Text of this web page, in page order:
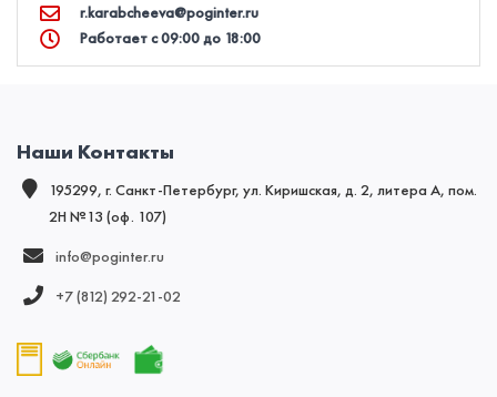
r.karabcheeva@poginter.ru
Работает с 09:00 до 18:00
Наши Контакты
195299, г. Санкт-Петербург, ул. Киришская, д. 2, литера А, пом.
2Н №13 (оф. 107)
info@poginter.ru
+7 (812) 292‑21‑02